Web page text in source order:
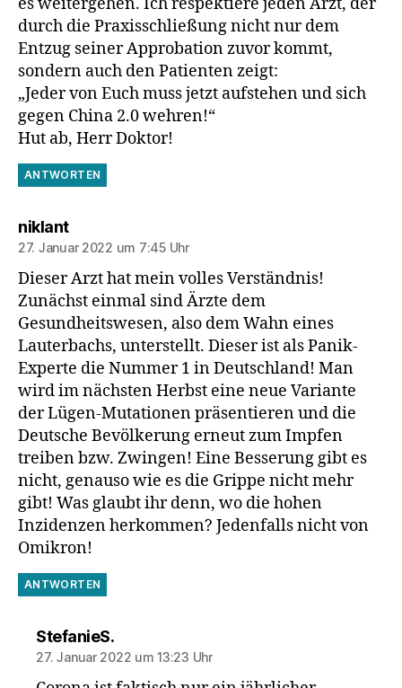
durch die Praxisschließung nicht nur dem
Entzug seiner Approbation zuvor kommt,
sondern auch den Patienten zeigt:
„Jeder von Euch muss jetzt aufstehen und sich
gegen China 2.0 wehren!“
Hut ab, Herr Doktor!
ANTWORTEN
niklantsagt:
27. Januar 2022 um 7:45 Uhr
Dieser Arzt hat mein volles Verständnis!
Zunächst einmal sind Ärzte dem
Gesundheitswesen, also dem Wahn eines
Lauterbachs, unterstellt. Dieser ist als Panik-
Experte die Nummer 1 in Deutschland! Man
wird im nächsten Herbst eine neue Variante
der Lügen-Mutationen präsentieren und die
Deutsche Bevölkerung erneut zum Impfen
treiben bzw. Zwingen! Eine Besserung gibt es
nicht, genauso wie es die Grippe nicht mehr
gibt! Was glaubt ihr denn, wo die hohen
Inzidenzen herkommen? Jedenfalls nicht von
Omikron!
ANTWORTEN
StefanieS.sagt:
27. Januar 2022 um 13:23 Uhr